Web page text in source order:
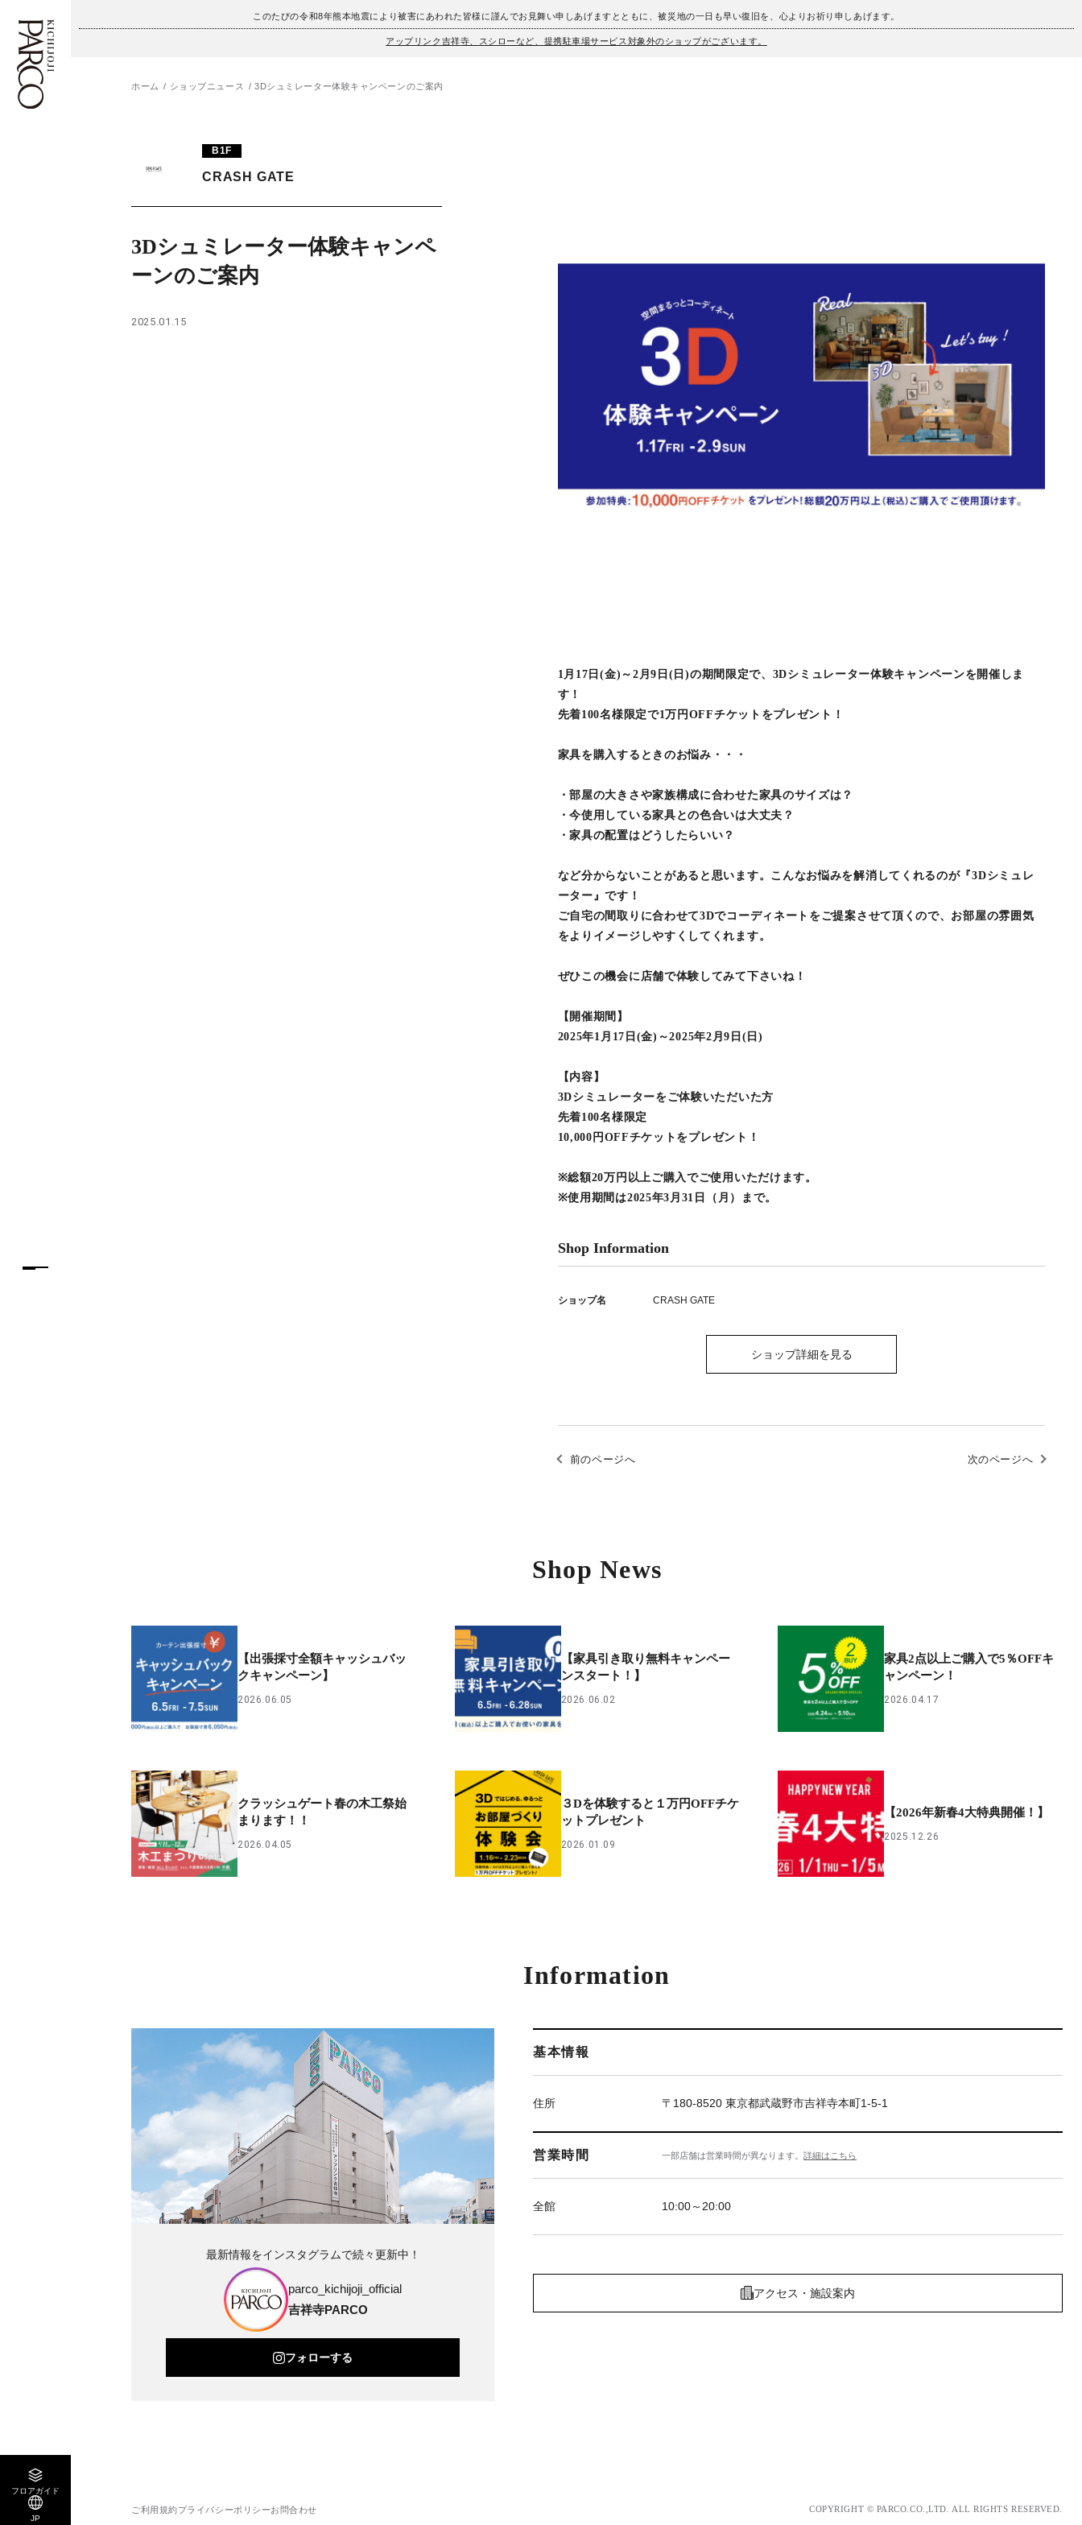
このたびの令和8年熊本地震により被害にあわれた皆様に謹んでお見舞い申しあげますとともに、被災地の一日も早い復旧を、心よりお祈り申しあげます。
アップリンク吉祥寺、スシローなど、提携駐車場サービス対象外のショップがございます。
フロアガイド
JP
施設案内・アクセス
ニュース
レストラン・カフェ
TAX FREE
ภาษาไทย
ホーム ショップニュース 3Dシュミレーター体験キャンペーンのご案内
B1F
CRASH GATE
3Dシュミレーター体験キャンペ
ーンのご案内
2025.01.15
1月17日(金)～2月9日(日)の期間限定で、3Dシミュレーター体験キャンペーンを開催しま
す！
先着100名様限定で1万円OFFチケットをプレゼント！
家具を購入するときのお悩み・・・
・部屋の大きさや家族構成に合わせた家具のサイズは？
・今使用している家具との色合いは大丈夫？
・家具の配置はどうしたらいい？
など分からないことがあると思います。こんなお悩みを解消してくれるのが『3Dシミュレ
ーター』です！
ご自宅の間取りに合わせて3Dでコーディネートをご提案させて頂くので、お部屋の雰囲気
をよりイメージしやすくしてくれます。
ぜひこの機会に店舗で体験してみて下さいね！
【開催期間】
2025年1月17日(金)～2025年2月9日(日)
【内容】
3Dシミュレーターをご体験いただいた方
先着100名様限定
10,000円OFFチケットをプレゼント！
※総額20万円以上ご購入でご使用いただけます。
※使用期間は2025年3月31日（月）まで。
Shop Information
ショップ名 CRASH GATE
ショップ詳細を見る
前のページへ 次のページへ
Shop News
【出張採寸全額キャッシュバッ
クキャンペーン】
2026.06.05
【家具引き取り無料キャンペー
ンスタート！】
2026.06.02
家具2点以上ご購入で5％OFFキ
ャンペーン！
2026.04.17
クラッシュゲート春の木工祭始
まります！！
2026.04.05
３Dを体験すると１万円OFFチケ
ットプレゼント
2026.01.09
【2026年新春4大特典開催！】
2025.12.26
Information
基本情報
住所 〒180-8520 東京都武蔵野市吉祥寺本町1-5-1
営業時間 一部店舗は営業時間が異なります。詳細はこちら
全館 10:00～20:00
アクセス・施設案内
最新情報をインスタグラムで続々更新中！
parco_kichijoji_official
吉祥寺PARCO
フォローする
ご利用規約プライバシーポリシーお問合わせ COPYRIGHT © PARCO.CO.,LTD. ALL RIGHTS RESERVED.